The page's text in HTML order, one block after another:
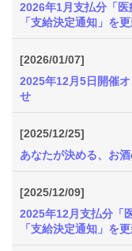
2026年1月支払分「医
「支給決定通知」を
[2026/01/07]
2025年12月5日開催
せ
[2025/12/25]
あなたが決める、お
[2025/12/09]
2025年12月支払分「
「支給決定通知」を